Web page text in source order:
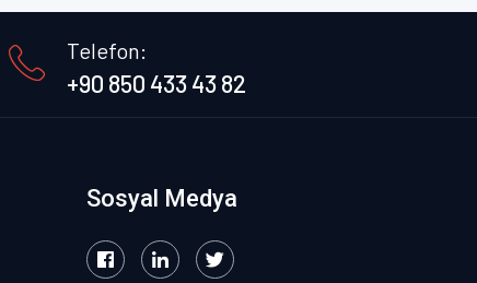
Telefon:
+90 850 433 43 82
Sosyal Medya